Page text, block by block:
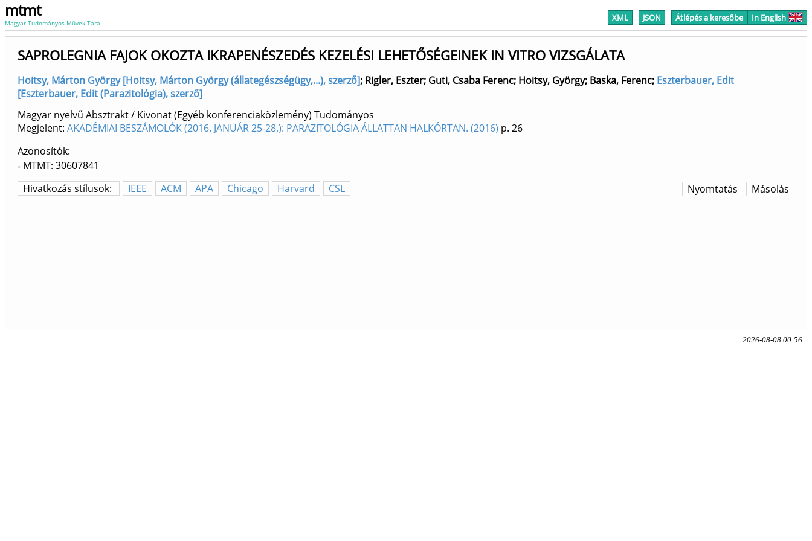
mtmt
Magyar Tudományos Művek Tára XML JSON Átlépés a keresőbe In English
SAPROLEGNIA FAJOK OKOZTA IKRAPENÉSZEDÉS KEZELÉSI LEHETŐSÉGEINEK IN VITRO VIZSGÁLATA
Hoitsy, Márton György [Hoitsy, Márton György (állategészségügy,...), szerző]; Rigler, Eszter; Guti, Csaba Ferenc; Hoitsy, György; Baska, Ferenc; Eszterbauer, Edit
[Eszterbauer, Edit (Parazitológia), szerző]
Magyar nyelvű Absztrakt / Kivonat (Egyéb konferenciaközlemény) Tudományos
Megjelent: AKADÉMIAI BESZÁMOLÓK (2016. JANUÁR 25-28.): PARAZITOLÓGIA ÁLLATTAN HALKÓRTAN. (2016) p. 26
Azonosítók
MTMT: 30607841
Hivatkozás stílusok:
IEEE ACM APA Chicago Harvard CSL Másolás
Nyomtatás
2026-08-08 00:56